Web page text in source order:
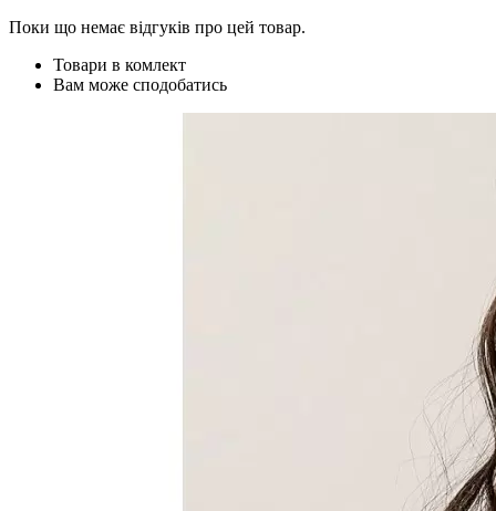
Поки що немає відгуків про цей товар.
Товари в комлект
Вам може сподобатись